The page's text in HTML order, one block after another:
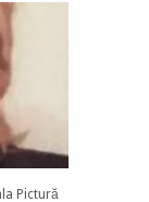
Pictură